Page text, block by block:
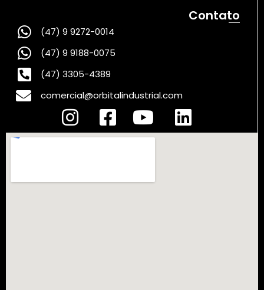
Contato
(47) 9 9272-0014
(47) 9 9188-0075
(47) 3305-4389
comercial@orbitalindustrial.com